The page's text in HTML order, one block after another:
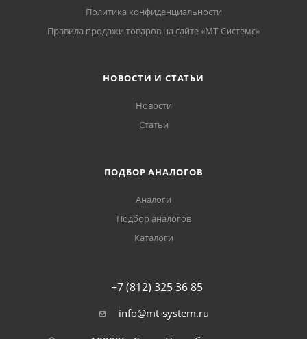
Политика конфиденциальности
Правила продажи товаров на сайте «МТ-Системс»
НОВОСТИ И СТАТЬИ
Новости
Статьи
ПОДБОР АНАЛОГОВ
Аналоги
Подбор аналогов
Каталоги
+7 (812) 325 36 85
info@mt-system.ru